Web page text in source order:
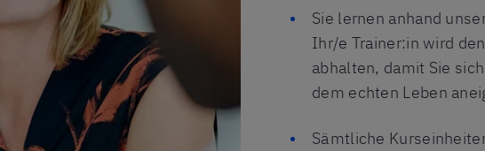
Sie lernen anhand
Ihr/e Trainer:in wird
abhalten, damit Sie
dem echten Leben
Sämtliche